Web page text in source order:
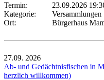
Termin:
23.09.2026
Kategorie:
Versammlungen
Ort:
Bürgerhaus
27.09. 2026
Ab- und Gedächtnisfischen in
herzlich willkommen)